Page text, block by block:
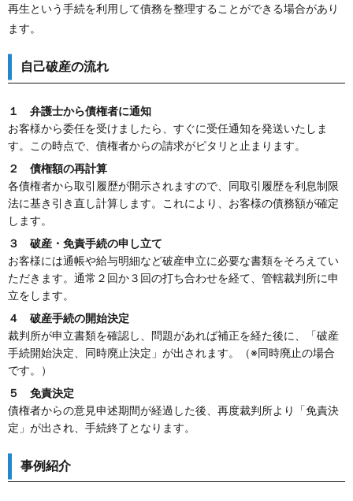
再生という手続を利用して債務を整理することができる場合があり
ます。
自己破産の流れ
１ 弁護士から債権者に通知
お客様から委任を受けましたら、すぐに受任通知を発送いたしま
す。この時点で、債権者からの請求がピタリと止まります。
２ 債権額の再計算
各債権者から取引履歴が開示されますので、同取引履歴を利息制限
法に基き引き直し計算します。これにより、お客様の債務額が確定
します。
３ 破産・免責手続の申し立て
お客様には通帳や給与明細など破産申立に必要な書類をそろえてい
ただきます。通常２回か３回の打ち合わせを経て、管轄裁判所に申
立をします。
４ 破産手続の開始決定
裁判所が申立書類を確認し、問題があれば補正を経た後に、「破産
手続開始決定、同時廃止決定」が出されます。（※同時廃止の場合
です。）
５ 免責決定
債権者からの意見申述期間が経過した後、再度裁判所より「免責決
定」が出され、手続終了となります。
事例紹介